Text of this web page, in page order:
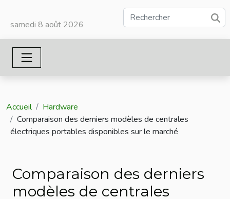
samedi 8 août 2026
Accueil
Hardware
Comparaison des derniers modèles de centrales
électriques portables disponibles sur le marché
Comparaison des derniers
modèles de centrales